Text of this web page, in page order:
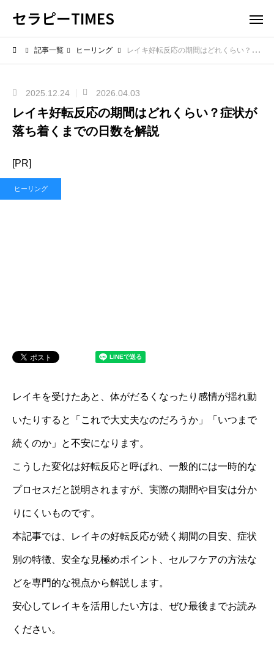
セラピーTIMES
記事一覧 ヒーリング レイキ好転反応の期間はどれくらい？症状が落ち着くまでの日数を解説
2025.12.24 2026.04.03
レイキ好転反応の期間はどれくらい？症状が
落ち着くまでの日数を解説
[PR]
ヒーリング
レイキを受けたあと、体がだるくなったり感情が揺れ動
いたりすると「これで大丈夫なのだろうか」「いつまで
続くのか」と不安になります。
こうした変化は好転反応と呼ばれ、一般的には一時的な
プロセスだと説明されますが、実際の期間や目安は分か
りにくいものです。
本記事では、レイキの好転反応が続く期間の目安、症状
別の特徴、安全な見極めポイント、セルフケアの方法な
どを専門的な視点から解説します。
安心してレイキを活用したい方は、ぜひ最後までお読み
ください。